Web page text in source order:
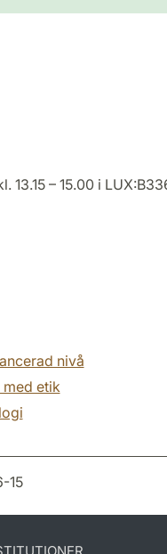
13.15 – 15.00 i
nivå
etik
15